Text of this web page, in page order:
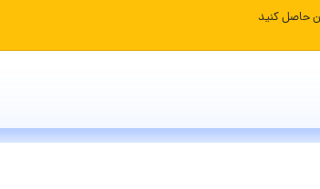
حاصل کنید